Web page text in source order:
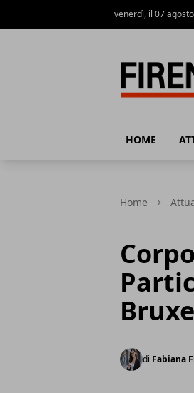
venerdì, il 07
HOME
Home
di Fabiana